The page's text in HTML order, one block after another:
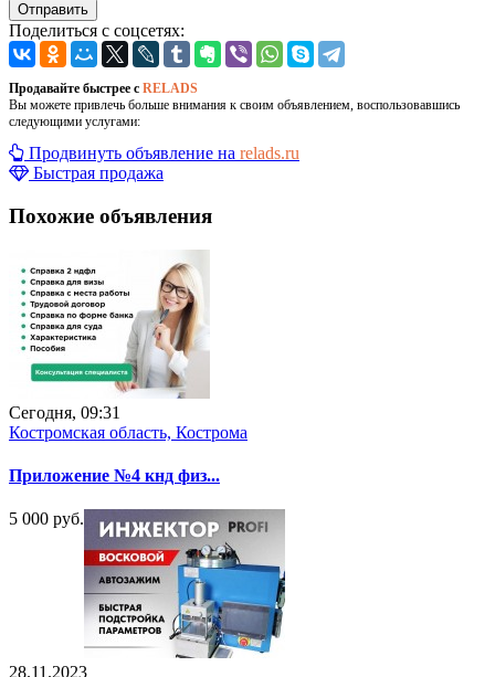
Отправить
Поделиться с соцсетях:
Продавайте быстрее с RELADS
Вы можете привлечь больше внимания к своим объявлением, воспользовавшись
следующими услугами:
Продвинуть объявление на relads.ru
Быстрая продажа
Похожие объявления
Сегодня, 09:31
Костромская область, Кострома
Приложение №4 кнд физ...
5 000 руб.
28.11.2023